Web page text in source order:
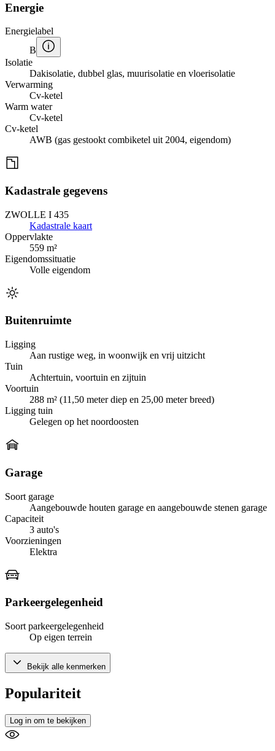
Energie
Energielabel
B
Isolatie
Dakisolatie, dubbel glas, muurisolatie en vloerisolatie
Verwarming
Cv-ketel
Warm water
Cv-ketel
Cv-ketel
AWB (gas gestookt combiketel uit 2004, eigendom)
Kadastrale gegevens
ZWOLLE I 435
Kadastrale kaart
Oppervlakte
559 m²
Eigendomssituatie
Volle eigendom
Buitenruimte
Ligging
Aan rustige weg, in woonwijk en vrij uitzicht
Tuin
Achtertuin, voortuin en zijtuin
Voortuin
288 m² (11,50 meter diep en 25,00 meter breed)
Ligging tuin
Gelegen op het noordoosten
Garage
Soort garage
Aangebouwde houten garage en aangebouwde stenen garage
Capaciteit
3 auto's
Voorzieningen
Elektra
Parkeergelegenheid
Soort parkeergelegenheid
Op eigen terrein
Bekijk alle kenmerken
Populariteit
Log in om te bekijken